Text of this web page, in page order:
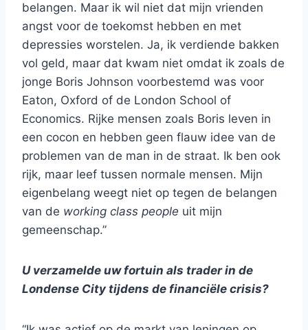
belangen. Maar ik wil niet dat mijn vrienden
angst voor de toekomst hebben en met
depressies worstelen. Ja, ik verdiende bakken
vol geld, maar dat kwam niet omdat ik zoals de
jonge Boris Johnson voorbestemd was voor
Eaton, Oxford of de London School of
Economics. Rijke mensen zoals Boris leven in
een cocon en hebben geen flauw idee van de
problemen van de man in de straat. Ik ben ook
rijk, maar leef tussen normale mensen. Mijn
eigenbelang weegt niet op tegen de belangen
van de working class people uit mijn
gemeenschap.”
U verzamelde uw fortuin als trader in de
Londense City tijdens de financiële crisis?